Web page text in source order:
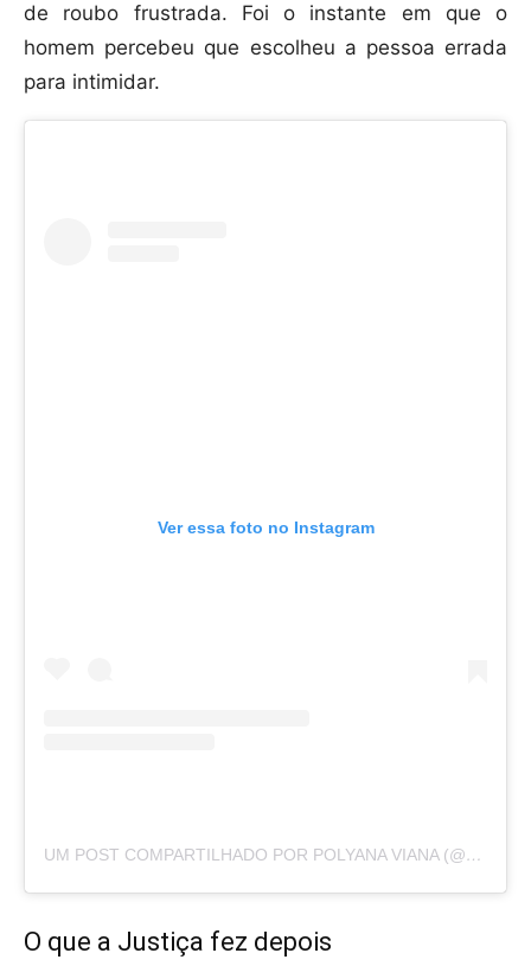
de roubo frustrada. Foi o instante em que o
homem percebeu que escolheu a pessoa errada
para intimidar.
Ver essa foto no Instagram
UM POST COMPARTILHADO POR POLYANA VIANA (@POLYANAVIANA)
O que a Justiça fez depois